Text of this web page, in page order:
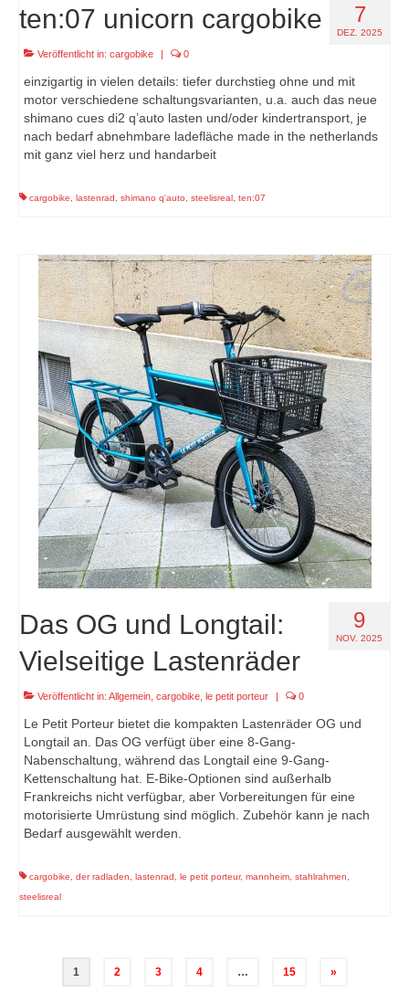
7
DEZ. 2025
ten:07 unicorn cargobike
Veröffentlicht in: cargobike | 0
einzigartig in vielen details: tiefer durchstieg ohne und mit
motor verschiedene schaltungsvarianten, u.a. auch das neue
shimano cues di2 q’auto lasten und/oder kindertransport, je
nach bedarf abnehmbare ladefläche made in the netherlands
mit ganz viel herz und handarbeit
cargobike lastenrad shimano q'auto steelisreal ten:07
9
NOV. 2025
Das OG und Longtail:
Vielseitige Lastenräder
Veröffentlicht in: Allgemein cargobike le petit porteur | 0
Le Petit Porteur bietet die kompakten Lastenräder OG und
Longtail an. Das OG verfügt über eine 8-Gang-
Nabenschaltung, während das Longtail eine 9-Gang-
Kettenschaltung hat. E-Bike-Optionen sind außerhalb
Frankreichs nicht verfügbar, aber Vorbereitungen für eine
motorisierte Umrüstung sind möglich. Zubehör kann je nach
Bedarf ausgewählt werden.
cargobike der radladen lastenrad le petit porteur, mannheim stahlrahmen
steelisreal
Seitennummerierung
1 2 3 4 … 15 »